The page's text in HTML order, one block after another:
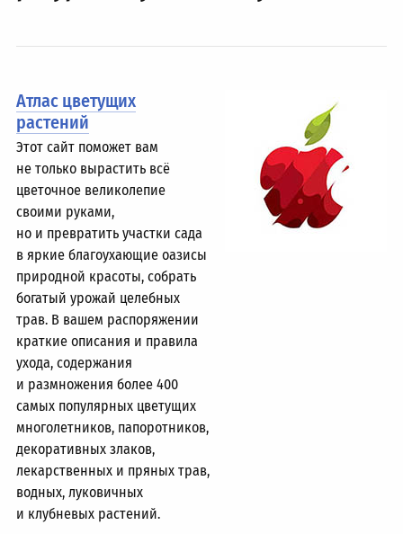
Атлас цветущих
растений
Этот сайт поможет вам
не только вырастить всё
цветочное великолепие
своими руками,
но и превратить участки сада
в яркие благоухающие оазисы
природной красоты, собрать
богатый урожай целебных
трав. В вашем распоряжении
краткие описания и правила
ухода, содержания
и размножения более 400
самых популярных цветущих
многолетников, папоротников,
декоративных злаков,
лекарственных и пряных трав,
водных, луковичных
и клубневых растений.